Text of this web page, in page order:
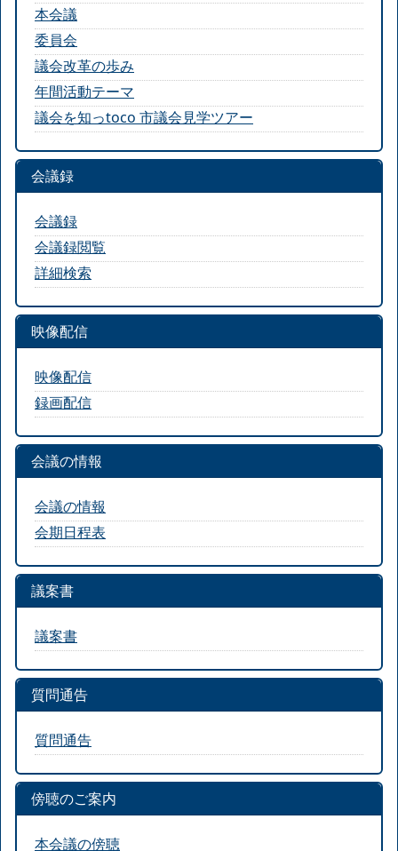
本会議
委員会
議会改革の歩み
年間活動テーマ
議会を知っtoco 市議会見学ツアー
会議録
会議録
会議録閲覧
詳細検索
映像配信
映像配信
録画配信
会議の情報
会議の情報
会期日程表
議案書
議案書
質問通告
質問通告
傍聴のご案内
本会議の傍聴